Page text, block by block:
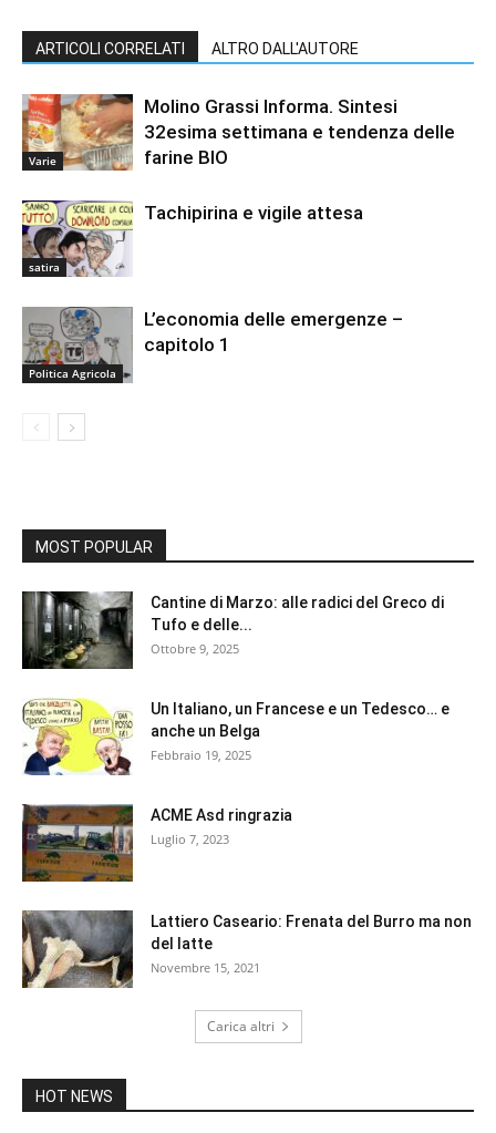
ARTICOLI CORRELATI ALTRO DALL'AUTORE
Varie
Molino Grassi Informa. Sintesi
32esima settimana e tendenza delle
farine BIO
satira
Tachipirina e vigile attesa
Politica Agricola
L’economia delle emergenze –
capitolo 1
MOST POPULAR
Cantine di Marzo: alle radici del Greco di
Tufo e delle...
Ottobre 9, 2025
Un Italiano, un Francese e un Tedesco… e
anche un Belga
Febbraio 19, 2025
ACME Asd ringrazia
Luglio 7, 2023
Lattiero Caseario: Frenata del Burro ma non
del latte
Novembre 15, 2021
Carica altri
HOT NEWS